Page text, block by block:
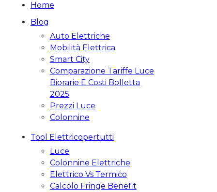
Home
Blog
Auto Elettriche
Mobilità Elettrica
Smart City
Comparazione Tariffe Luce
Biorarie E Costi Bolletta
2025
Prezzi Luce
Colonnine
Tool Elettricopertutti
Luce
Colonnine Elettriche
Elettrico Vs Termico
Calcolo Fringe Benefit